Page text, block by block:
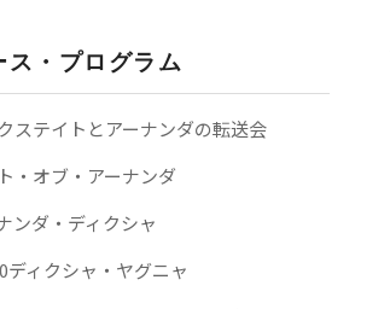
ス・プログラム
ステイトとアーナンダの転送会
・オブ・アーナンダ
ンダ・ディクシャ
ディクシャ・ヤグニャ